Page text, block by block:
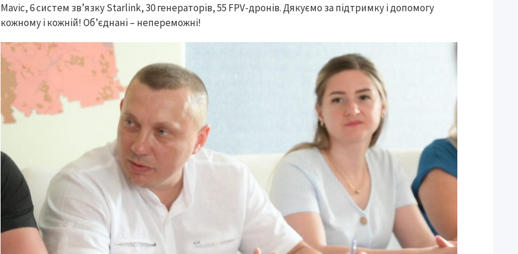
Mavic, 6 систем зв’язку Starlink, 30 генераторів, 55 FPV-дронів. Дякуємо за підтримку і допомогу
кожному і кожній! Об’єднані – непереможні!